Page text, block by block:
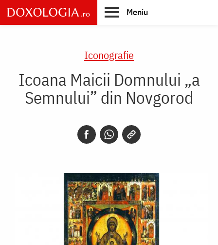
Skip
to
main
Meniu
Iconografie
Icoana Maicii Domnului „a
Semnului” din Novgorod